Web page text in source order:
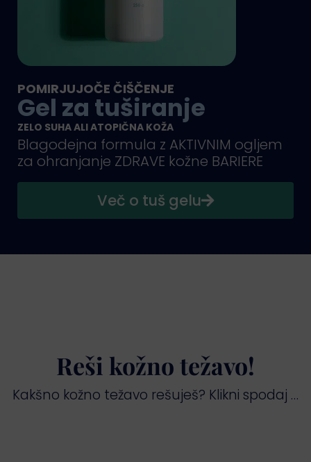
POMIRJUJOČE ČIŠČENJE
Gel za tuširanje
ZELO SUHA ALI ATOPIČNA KOŽA
Blagodejna formula z AKTIVNIM ogljem
za ohranjanje ZDRAVE kožne BARIERE
Več o tuš gelu
Reši kožno težavo!
Kakšno kožno težavo rešuješ? Klikni spodaj …